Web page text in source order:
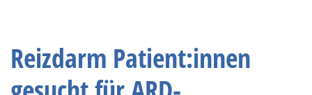
Reizdarm Patient:innen